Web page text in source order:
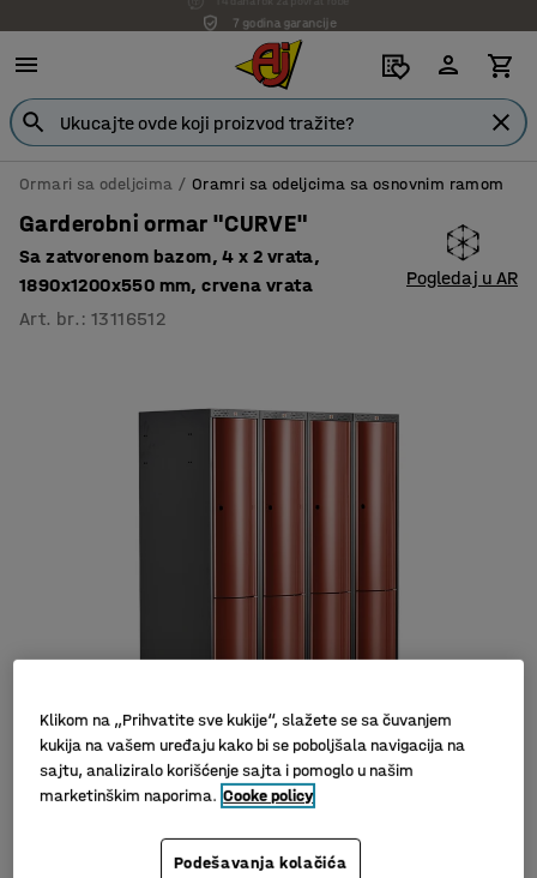
7 godina garancije
Ormari sa odeljcima Oramri sa odeljcima sa osnovnim ramom
Garderobni ormar "CURVE"
Sa zatvorenom bazom, 4 x 2 vrata,
1890x1200x550 mm, crvena vrata
Art. br. :13116512
Pogledaj u AR
Klikom na „Prihvatite sve kukije“, slažete se sa čuvanjem
kukija na vašem uređaju kako bi se poboljšala navigacija na
sajtu, analiziralo korišćenje sajta i pomoglo u našim
marketinškim naporima. Cooke policy
Podešavanja kolačića